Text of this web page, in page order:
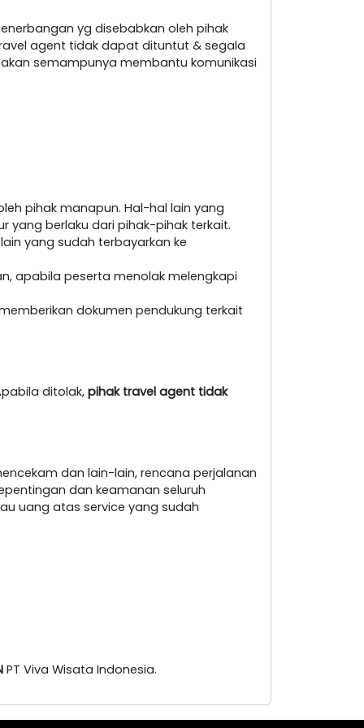
yg disebabkan oleh pihak
agent tidak dapat dituntut & segala
semampunya membantu komunikasi
pihak manapun. Hal-hal lain yang
yang berlaku dari pihak-pihak terkait.
yang sudah terbayarkan ke
apabila peserta menolak melengkapi
dokumen pendukung terkait
ditolak, pihak travel agent tidak
dan lain-lain, rencana perjalanan
dan keamanan seluruh
uang atas service yang sudah
PT Viva Wisata Indonesia.